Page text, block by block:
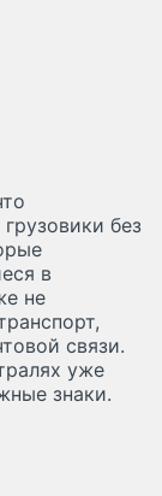
без
в
не
связи.
уже
знаки.